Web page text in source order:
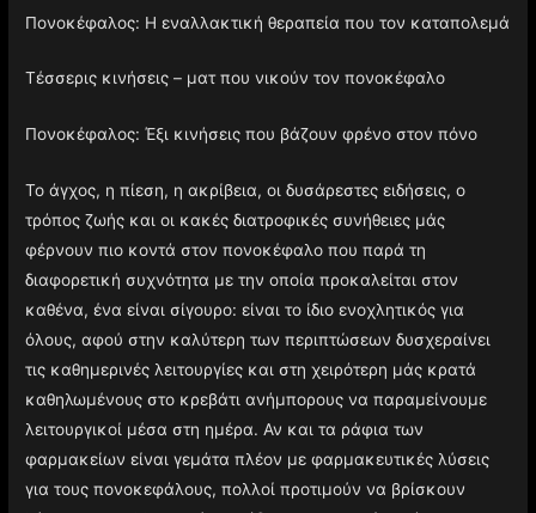
Πονοκέφαλος: Η εναλλακτική θεραπεία που τον καταπολεμά
Τέσσερις κινήσεις – ματ που νικούν τον πονοκέφαλο
Πονοκέφαλος: Έξι κινήσεις που βάζουν φρένο στον πόνο
Το άγχος, η πίεση, η ακρίβεια, οι δυσάρεστες ειδήσεις, ο
τρόπος ζωής και οι κακές διατροφικές συνήθειες μάς
φέρνουν πιο κοντά στον πονοκέφαλο που παρά τη
διαφορετική συχνότητα με την οποία προκαλείται στον
καθένα, ένα είναι σίγουρο: είναι το ίδιο ενοχλητικός για
όλους, αφού στην καλύτερη των περιπτώσεων δυσχεραίνει
τις καθημερινές λειτουργίες και στη χειρότερη μάς κρατά
καθηλωμένους στο κρεβάτι ανήμπορους να παραμείνουμε
λειτουργικοί μέσα στη ημέρα. Αν και τα ράφια των
φαρμακείων είναι γεμάτα πλέον με φαρμακευτικές λύσεις
για τους πονοκεφάλους, πολλοί προτιμούν να βρίσκουν